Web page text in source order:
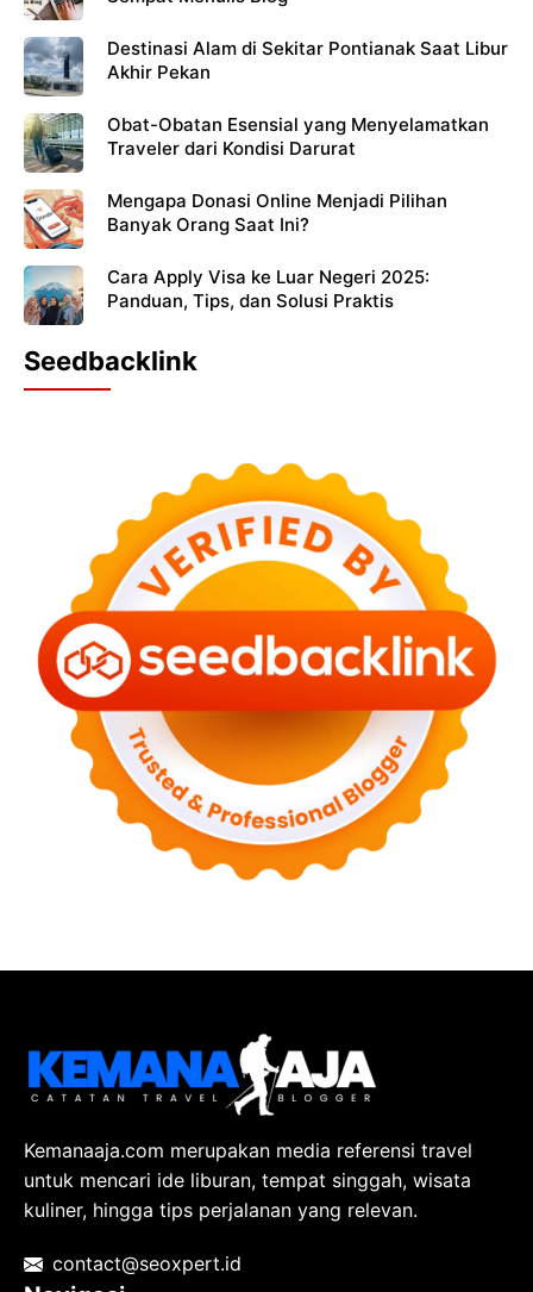
Destinasi Alam di Sekitar Pontianak Saat Libur
Akhir Pekan
Obat-Obatan Esensial yang Menyelamatkan
Traveler dari Kondisi Darurat
Mengapa Donasi Online Menjadi Pilihan
Banyak Orang Saat Ini?
Cara Apply Visa ke Luar Negeri 2025:
Panduan, Tips, dan Solusi Praktis
Seedbacklink
Kemanaaja.com merupakan media referensi travel
untuk mencari ide liburan, tempat singgah, wisata
kuliner, hingga tips perjalanan yang relevan.
contact@seoxpert.id